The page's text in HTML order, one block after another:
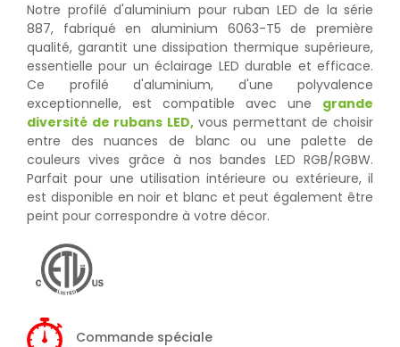
Notre profilé d'aluminium pour ruban LED de la série
887, fabriqué en aluminium 6063-T5 de première
qualité, garantit une dissipation thermique supérieure,
essentielle pour un éclairage LED durable et efficace.
Ce profilé d'aluminium, d'une polyvalence
exceptionnelle, est compatible avec une grande
diversité de rubans LED,vous permettant de choisir
entre des nuances de blanc ou une palette de
couleurs vives grâce à nos bandes LED RGB/RGBW.
Parfait pour une utilisation intérieure ou extérieure, il
est disponible en noir et blanc et peut également être
peint pour correspondre à votre décor.
Commande spéciale